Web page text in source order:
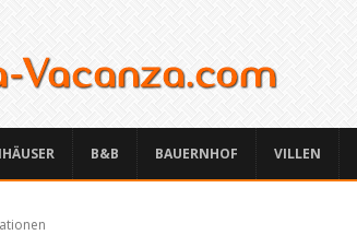
B&B BAUERNHOF VILLEN